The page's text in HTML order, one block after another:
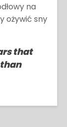
na
ożywić sny
that